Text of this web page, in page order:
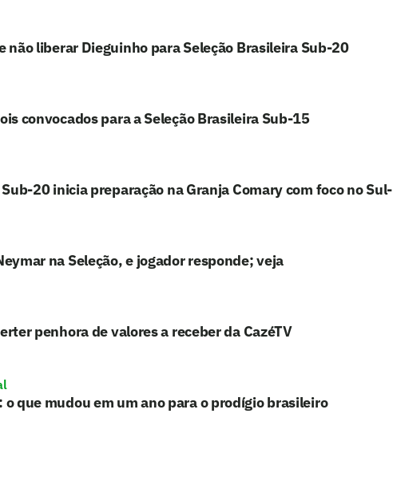
não liberar Dieguinho para Seleção Brasileira Sub-20
convocados para a Seleção Brasileira Sub-15
20 inicia preparação na Granja Comary com foco no Sul-
na Seleção, e jogador responde; veja
penhora de valores a receber da CazéTV
o que mudou em um ano para o prodígio brasileiro